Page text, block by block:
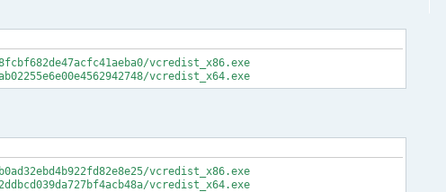
vcredist_x86.exe
vcredist_x64.exe
vcredist_x86.exe
vcredist_x64.exe